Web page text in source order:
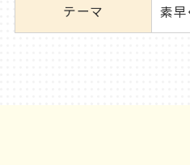
テーマ 素早